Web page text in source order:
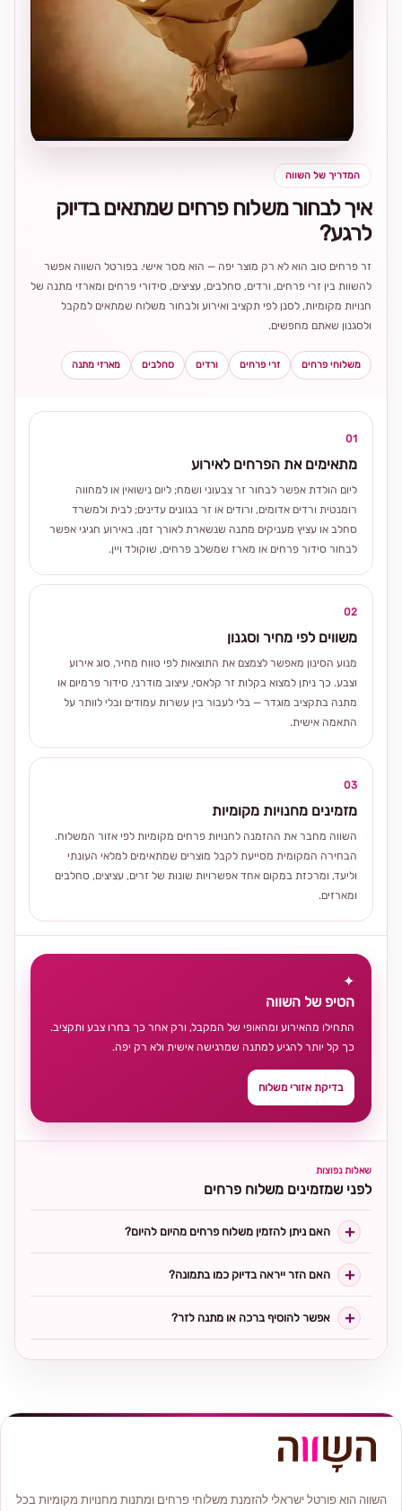
המדריך של השווה
איך לבחור משלוח פרחים שמתאים בדיוק
לרגע?
זר פרחים טוב הוא לא רק מוצר יפה — הוא מסר אישי. בפורטל השווה אפשר
להשוות בין זרי פרחים, ורדים, סחלבים, עציצים, סידורי פרחים ומארזי מתנה של
חנויות מקומיות, לסנן לפי תקציב ואירוע ולבחור משלוח שמתאים למקבל
ולסגנון שאתם מחפשים.
משלוחי פרחים זרי פרחים ורדים סחלבים מארזי מתנה
01
מתאימים את הפרחים לאירוע
ליום הולדת אפשר לבחור זר צבעוני ושמח; ליום נישואין או למחווה
רומנטית ורדים אדומים, ורודים או זר בגוונים עדינים; לבית ולמשרד
סחלב או עציץ מעניקים מתנה שנשארת לאורך זמן. באירוע חגיגי אפשר
לבחור סידור פרחים או מארז שמשלב פרחים, שוקולד ויין.
02
משווים לפי מחיר וסגנון
מנוע הסינון מאפשר לצמצם את התוצאות לפי טווח מחיר, סוג אירוע
וצבע. כך ניתן למצוא בקלות זר קלאסי, עיצוב מודרני, סידור פרמיום או
מתנה בתקציב מוגדר — בלי לעבור בין עשרות עמודים ובלי לוותר על
התאמה אישית.
03
מזמינים מחנויות מקומיות
השווה מחבר את ההזמנה לחנויות פרחים מקומיות לפי אזור המשלוח.
הבחירה המקומית מסייעת לקבל מוצרים שמתאימים למלאי העונתי
וליעד, ומרכזת במקום אחד אפשרויות שונות של זרים, עציצים, סחלבים
ומארזים.
✦
הטיפ של השווה
התחילו מהאירוע ומהאופי של המקבל, ורק אחר כך בחרו צבע ותקציב.
כך קל יותר להגיע למתנה שמרגישה אישית ולא רק יפה.
בדיקת אזורי משלוח
שאלות נפוצות
לפני שמזמינים משלוח פרחים
האם ניתן להזמין משלוח פרחים מהיום להיום?
האם הזר ייראה בדיוק כמו בתמונה?
אפשר להוסיף ברכה או מתנה לזר?
השווה הוא פורטל ישראלי להזמנת משלוחי פרחים ומתנות מחנויות מקומיות בכל